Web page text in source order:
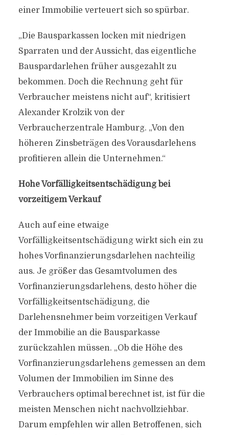
einer Immobilie verteuert sich so spürbar.
„Die Bausparkassen locken mit niedrigen
Sparraten und der Aussicht, das eigentliche
Bauspardarlehen früher ausgezahlt zu
bekommen. Doch die Rechnung geht für
Verbraucher meistens nicht auf“, kritisiert
Alexander Krolzik von der
Verbraucherzentrale Hamburg. „Von den
höheren Zinsbeträgen des Vorausdarlehens
profitieren allein die Unternehmen.“
Hohe Vorfälligkeitsentschädigung bei
vorzeitigem Verkauf
Auch auf eine etwaige
Vorfälligkeitsentschädigung wirkt sich ein zu
hohes Vorfinanzierungsdarlehen nachteilig
aus. Je größer das Gesamtvolumen des
Vorfinanzierungsdarlehens, desto höher die
Vorfälligkeitsentschädigung, die
Darlehensnehmer beim vorzeitigen Verkauf
der Immobilie an die Bausparkasse
zurückzahlen müssen. „Ob die Höhe des
Vorfinanzierungsdarlehens gemessen an dem
Volumen der Immobilien im Sinne des
Verbrauchers optimal berechnet ist, ist für die
meisten Menschen nicht nachvollziehbar.
Darum empfehlen wir allen Betroffenen, sich